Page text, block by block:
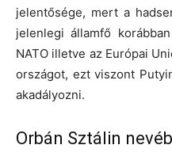
jelentősége, mert a
jelenlegi államfő
NATO illetve az Európai
országot, ezt viszont
akadályozni.
Orbán Sztálin